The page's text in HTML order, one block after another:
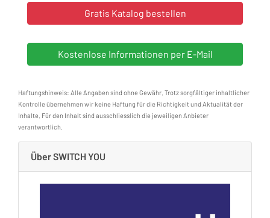
Haftungshinweis: Alle Angaben sind ohne Gewähr. Trotz sorgfältiger inhaltlicher
Kontrolle übernehmen wir keine Haftung für die Richtigkeit und Aktualität der
Inhalte. Für den Inhalt sind ausschliesslich die jeweiligen Anbieter
verantwortlich.
Über SWITCH YOU